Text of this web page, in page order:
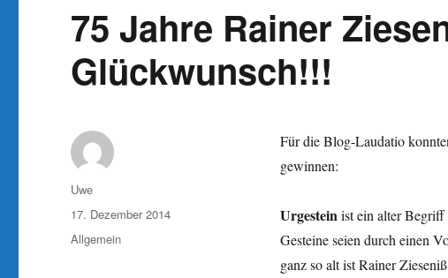
75 Jahre Rainer
Glückwunsch!!!
Für die Blog-Laudatio
gewinnen:
Urgesteinist ein alter Begriff
Gesteine seien durch einen
ganz so alt ist Rainer
Autor
Uwe
Veröffentlicht
am
17. Dezember 2014
Kategorien
Allgemein